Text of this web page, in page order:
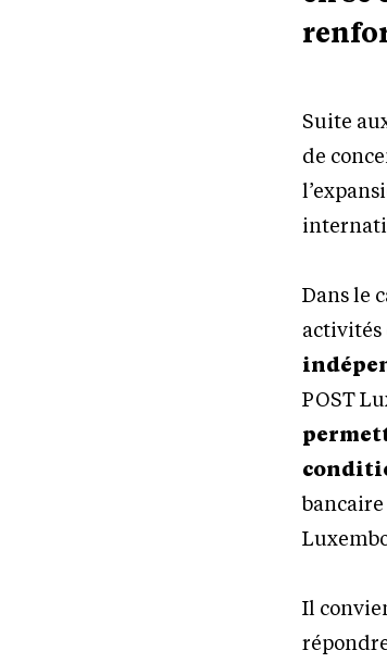
Suite
de
Dans le
activités
POST
bancaire
Il